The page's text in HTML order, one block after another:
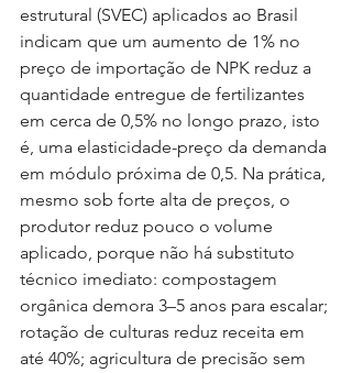
estrutural (SVEC) aplicados ao Brasil
indicam que um aumento de 1% no
preço de importação de NPK reduz a
quantidade entregue de fertilizantes
em cerca de 0,5% no longo prazo, isto
é, uma elasticidade-preço da demanda
em módulo próxima de 0,5. Na prática,
mesmo sob forte alta de preços, o
produtor reduz pouco o volume
aplicado, porque não há substituto
técnico imediato: compostagem
orgânica demora 3–5 anos para escalar;
rotação de culturas reduz receita em
até 40%; agricultura de precisão sem